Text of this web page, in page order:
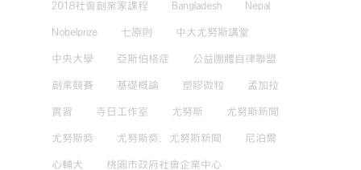
2018社會創業家課程 Bangladesh Nepal
Nobelprize 七原則 中大尤努斯講堂
中央大學 亞斯伯格症 公益團體自律聯盟
創業競賽 基礎概論 塑膠微粒 孟加拉
實習 寺日工作室 尤努斯 尤努斯新聞
尤努斯獎 尤努斯獎，尤努斯新聞 尼泊爾
心輔犬 桃園市政府社會企業中心